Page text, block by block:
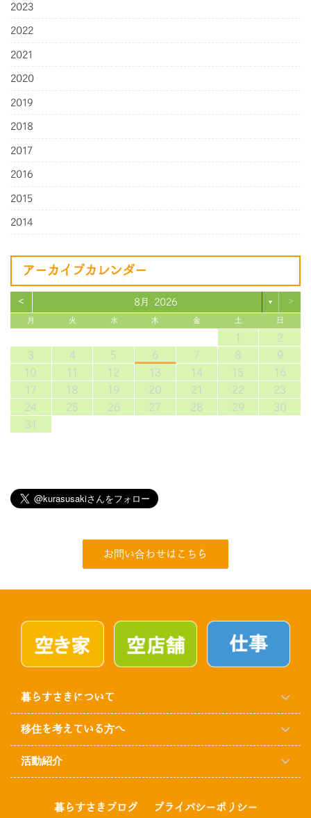
2023
2022
2021
2020
2019
2018
2017
2016
2015
2014
アーカイブカレンダー
< 8月 2026 ▼ >
月 火 水 木 金 土 日
1
2
3
4 5 6 7 8
9
10
11 12 13 14 15
16
17
18 19 20 21 22
23
24
25 26 27 28 29
30
31
お問い合わせはこちら
暮らすさきについて
移住を考えている方へ
活動紹介
暮らすさきブログ プライバシーポリシー